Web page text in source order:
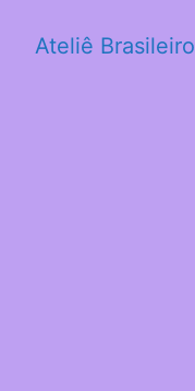
Ateliê Brasileiro